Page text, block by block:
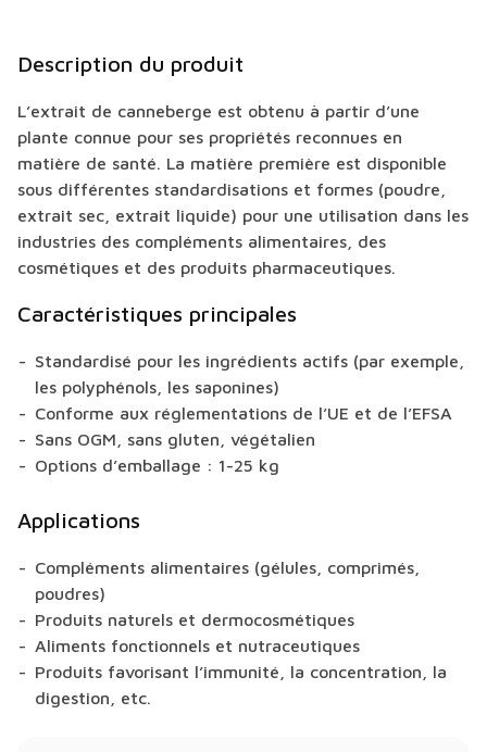
Description du produit
L’extrait de canneberge est obtenu à partir d’une
plante connue pour ses propriétés reconnues en
matière de santé. La matière première est disponible
sous différentes standardisations et formes (poudre,
extrait sec, extrait liquide) pour une utilisation dans les
industries des compléments alimentaires, des
cosmétiques et des produits pharmaceutiques.
Caractéristiques principales
Standardisé pour les ingrédients actifs (par exemple,
les polyphénols, les saponines)
Conforme aux réglementations de l’UE et de l’EFSA
Sans OGM, sans gluten, végétalien
Options d’emballage : 1-25 kg
Applications
Compléments alimentaires (gélules, comprimés,
poudres)
Produits naturels et dermocosmétiques
Aliments fonctionnels et nutraceutiques
Produits favorisant l’immunité, la concentration, la
digestion, etc.